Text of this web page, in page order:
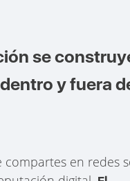
se
y fuera
compartes en redes